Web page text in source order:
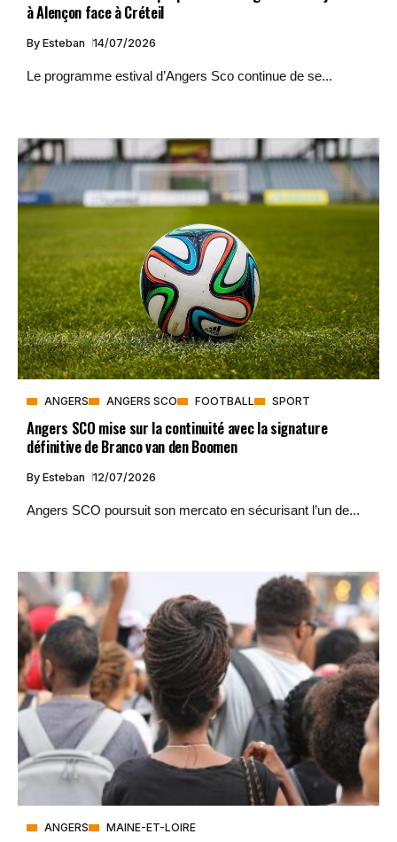
à Alençon face à Créteil
By Esteban 14/07/2026
Le programme estival d’Angers Sco continue de se...
ANGERS ANGERS SCO FOOTBALL SPORT
Angers SCO mise sur la continuité avec la signature
définitive de Branco van den Boomen
By Esteban 12/07/2026
Angers SCO poursuit son mercato en sécurisant l’un de...
ANGERS MAINE-ET-LOIRE